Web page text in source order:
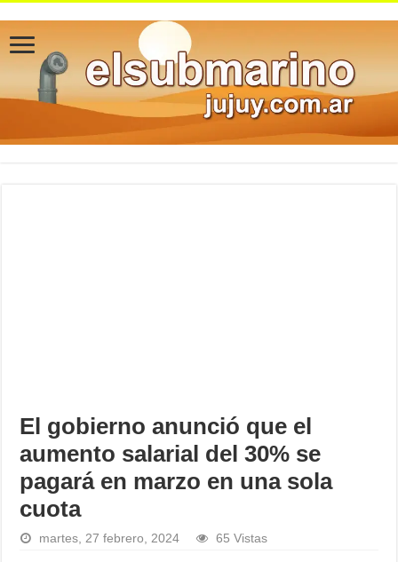
El gobierno anunció que el
aumento salarial del 30% se
pagará en marzo en una sola
cuota
martes, 27 febrero, 2024 65 Vistas